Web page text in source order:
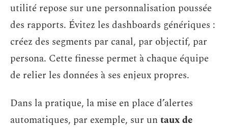
utilité repose sur une personnalisation poussée
des rapports. Évitez les dashboards génériques :
créez des segments par canal, par objectif, par
persona. Cette finesse permet à chaque équipe
de relier les données à ses enjeux propres.
Dans la pratique, la mise en place d’alertes
automatiques, par exemple, sur untaux de